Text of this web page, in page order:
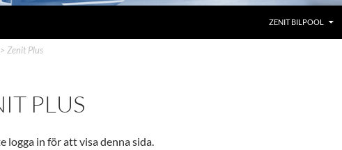
ZENIT BILPOOL
> Zenit Plus
PLUS
logga in för att visa denna sida.